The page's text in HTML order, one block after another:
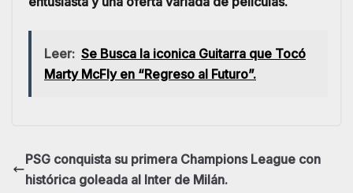
Leer: Se Busca la iconica Guitarra que Tocó
Marty McFly en “Regreso al Futuro”.
PSG conquista su primera Champions League con
histórica goleada al Inter de Milán.